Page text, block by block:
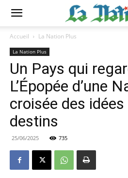
Accueil La Nation Plus
La Nation Plus
Un Pays qui
L’Épopée d’une
croisée des
destins
25/06/2025 735